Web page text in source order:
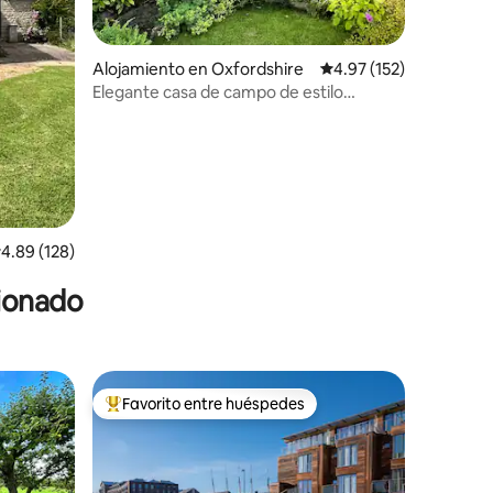
promedio: 4.89 de 5, 128 reseñas
4.89 (128)
Alojamiento en Oxfordshire Calificación promedio:
4.97 (152)
Elegante casa de campo de estilo
Favorito entre huéspedes preferido
Favorito entre huéspedes